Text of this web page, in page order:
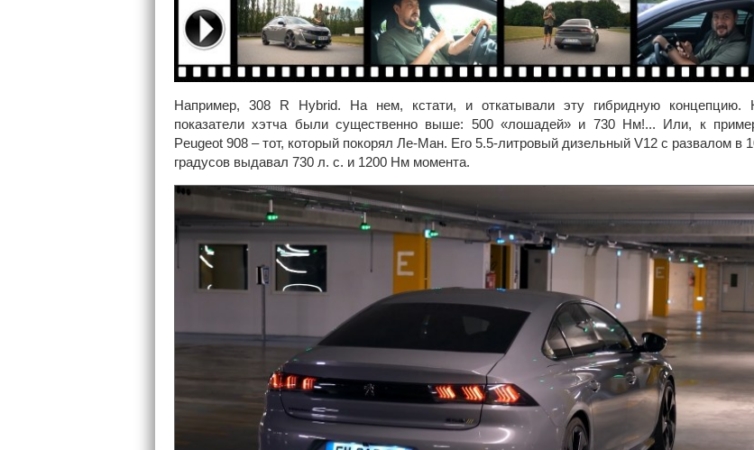
Например, 308 R Hybrid. На нем, кстати, и откатывали эту гибридную концепцию.
показатели хэтча были существенно выше: 500 «лошадей» и 730 Нм!... Или, к
Peugeot 908 – тот, который покорял Ле-Ман. Его 5.5-литровый дизельный V12 с развалом в
градусов выдавал 730 л. с. и 1200 Нм момента.